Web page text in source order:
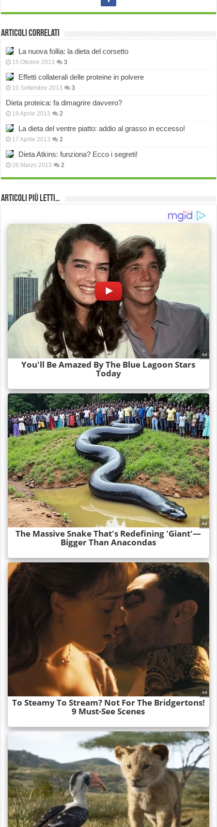
Articoli correlati
La nuova follia: la dieta del corsetto
15 Ottobre 2013 3
Effetti collaterali delle proteine in polvere
10 Settembre 2013 3
Dieta proteica: fa dimagrire davvero?
19 Aprile 2013 2
La dieta del ventre piatto: addio al grasso in eccesso!
17 Aprile 2013 2
Dieta Atkins: funziona? Ecco i segreti!
26 Marzo 2013 2
Articoli più Letti…